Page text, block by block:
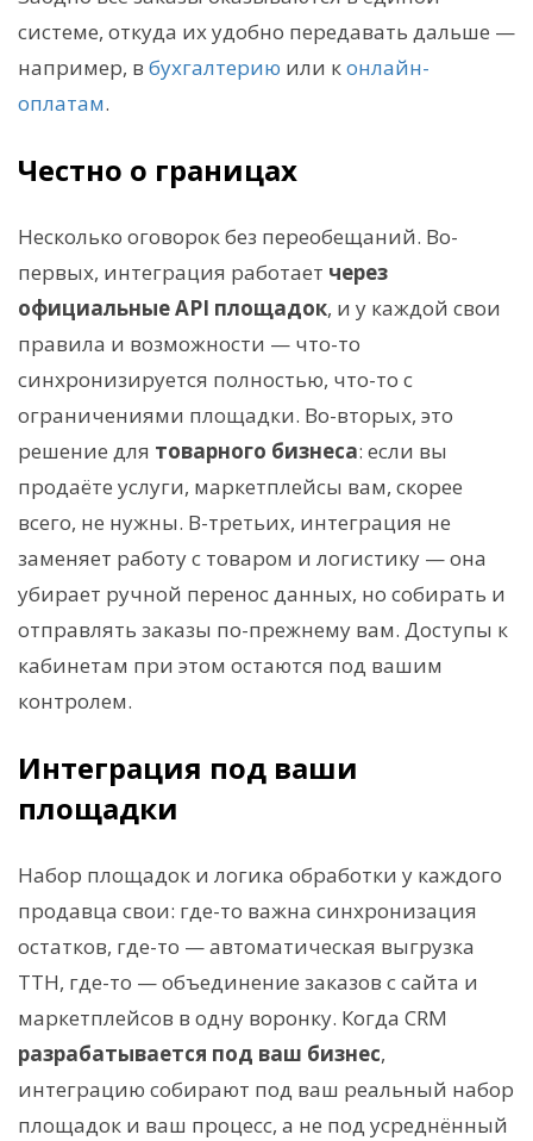
системе, откуда их удобно передавать дальше —
например, в бухгалтерию или конлайн-
оплатам.
Честно о границах
Несколько оговорок без переобещаний. Во-
первых, интеграция работает через
официальные API площадок, и у каждой свои
правила и возможности — что-то
синхронизируется полностью, что-то с
ограничениями площадки. Во-вторых, это
решение для товарного бизнеса: если вы
продаёте услуги, маркетплейсы вам, скорее
всего, не нужны. В-третьих, интеграция не
заменяет работу с товаром и логистику — она
убирает ручной перенос данных, но собирать и
отправлять заказы по-прежнему вам. Доступы к
кабинетам при этом остаются под вашим
контролем.
Интеграция под ваши
площадки
Набор площадок и логика обработки у каждого
продавца свои: где-то важна синхронизация
остатков, где-то — автоматическая выгрузка
ТТН, где-то — объединение заказов с сайта и
маркетплейсов в одну воронку. Когда CRM
разрабатывается под ваш бизнес,
интеграцию собирают под ваш реальный набор
площадок и ваш процесс, а не под усреднённый